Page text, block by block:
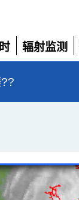
辐射监测
展